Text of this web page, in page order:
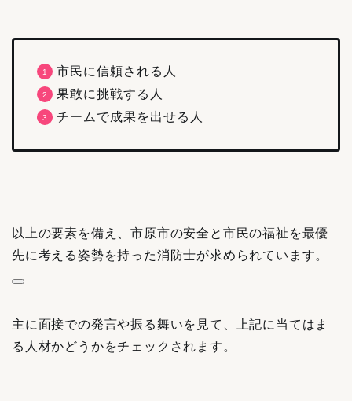
市民に信頼される人
果敢に挑戦する人
チームで成果を出せる人
以上の要素を備え、市原市の安全と市民の福祉を最優
先に考える姿勢を持った消防士が求められています。
主に面接での発言や振る舞いを見て、上記に当てはま
る人材かどうかをチェックされます。